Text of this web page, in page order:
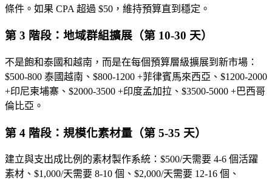
條件。如果 CPA 超過 $50，維持預算直到穩定。
第 3 階段：地域群組擴展（第 10-30 天）
不是飽和泰國和越南，而是在每個預算層級擴展到新市場：
$500-800 泰國越南、$800-1200 +菲律賓馬來西亞、$1200-2000
+印尼柬埔寨、$2000-3500 +印度孟加拉、$3500-5000 +巴西哥
倫比亞。
第 4 階段：規模化素材量（第 5-35 天）
建立與支出成比例的素材製作系統：$500/天需要 4-6 個活躍
素材、$1,000/天需要 8-10 個、$2,000/天需要 12-16 個、